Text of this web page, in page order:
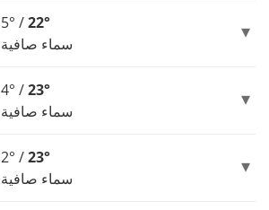
5° /22°
سماء صافية
4° /23°
سماء صافية
2° /23°
سماء صافية